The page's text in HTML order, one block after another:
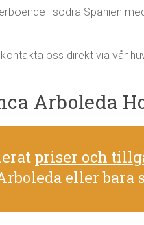
i södra Spanien
oss direkt via vår
Arboleda
priser och
eller bara